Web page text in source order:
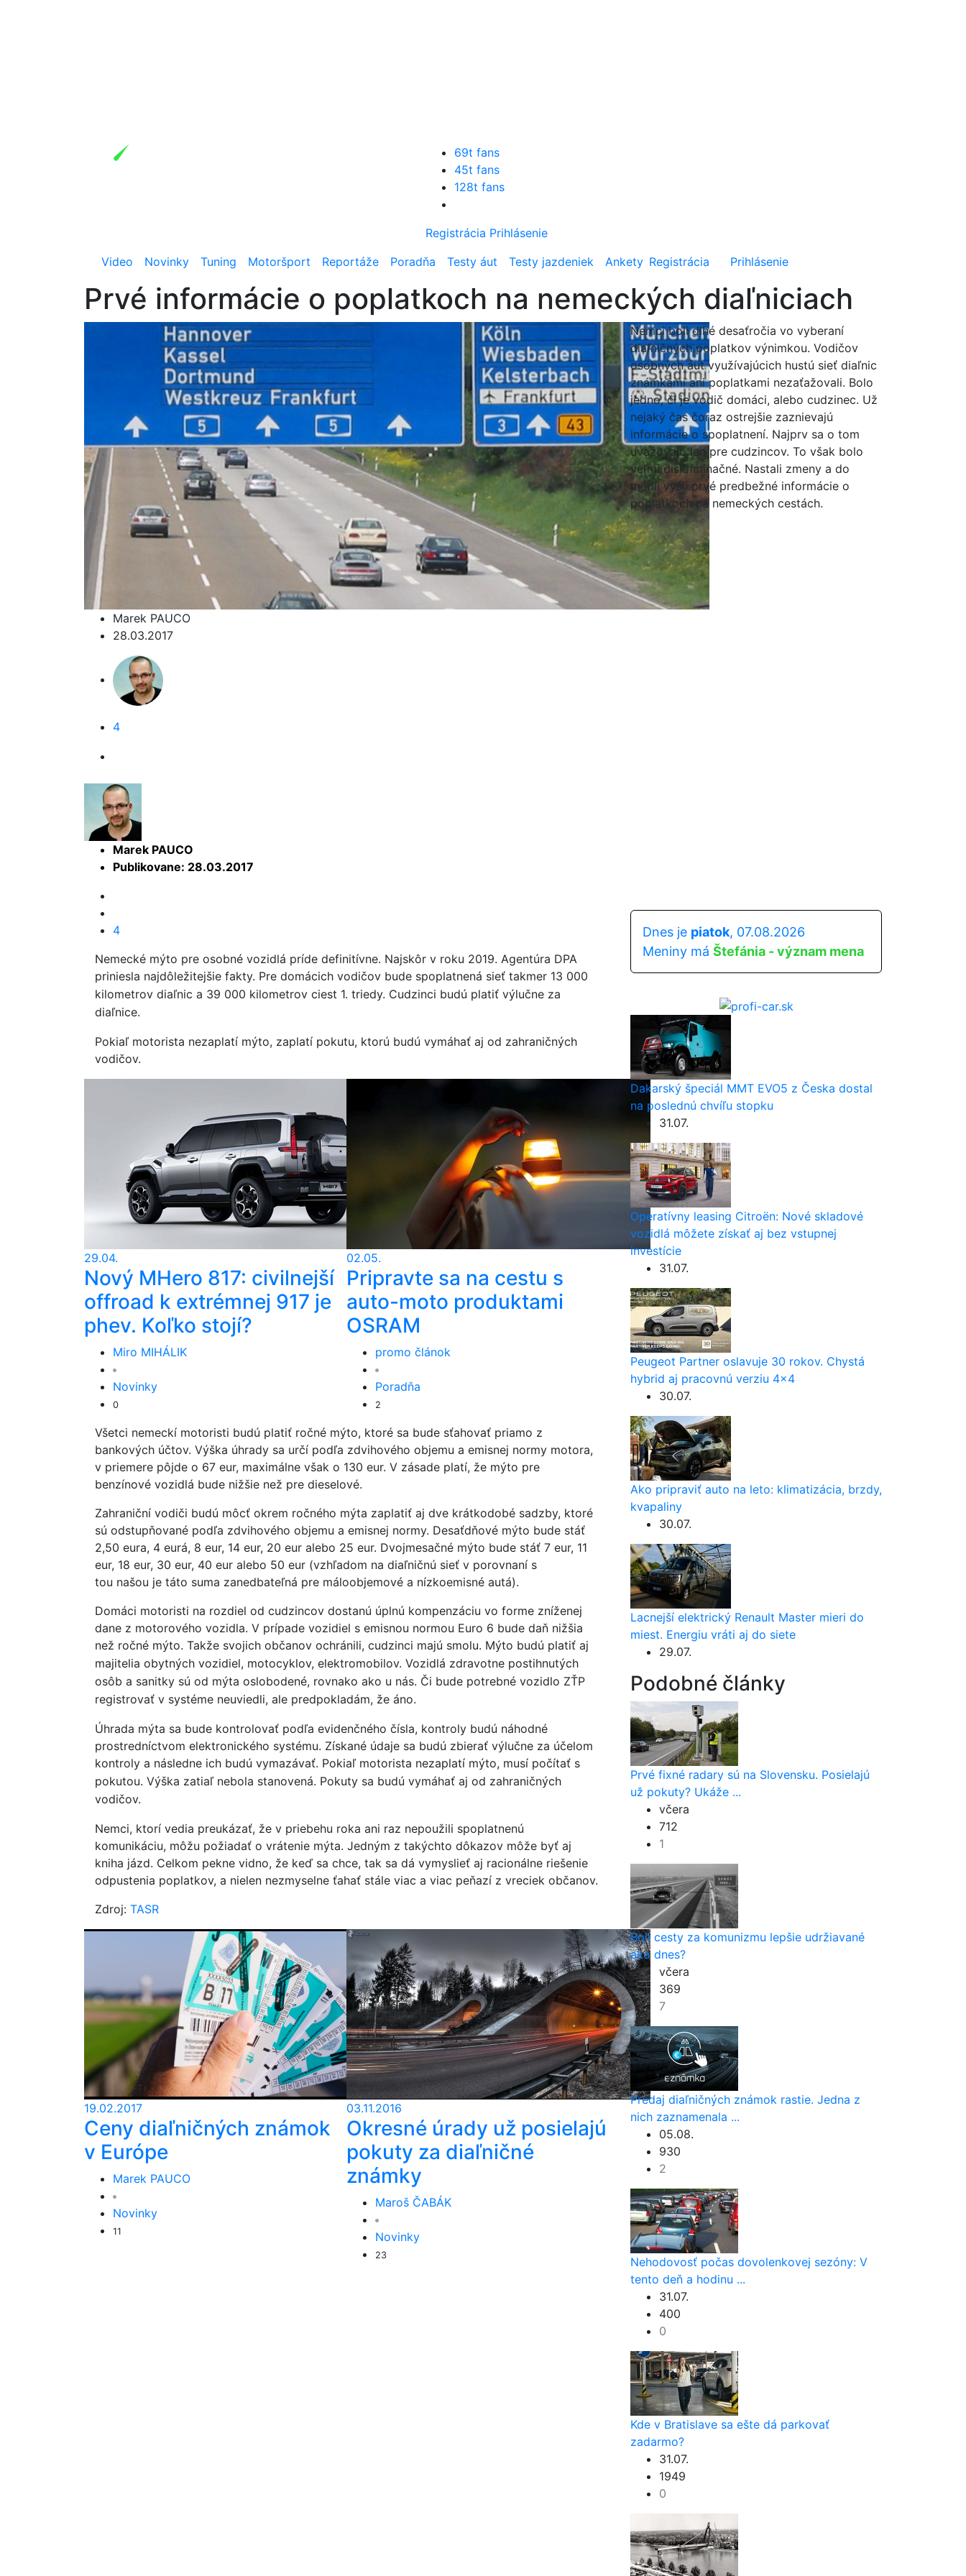
69t fans
45t fans
128t fans
Registrácia Prihlásenie
Video
Novinky Tuning Motoršport Reportáže Poradňa Testy áut Testy jazdeniek Ankety Registrácia Prihlásenie
Prvé informácie o poplatkoch na nemeckých diaľniciach
Marek PAUCO
28.03.2017
4
Nemci boli dlhé desaťročia vo vyberaní
diaľničných poplatkov výnimkou. Vodičov
osobných áut využívajúcich hustú sieť diaľnic
známkami ani poplatkami nezaťažovali. Bolo
jedno, či je vodič domáci, alebo cudzinec. Už
nejaký čas čoraz ostrejšie zaznievajú
informácie o spoplatnení. Najprv sa o tom
uvažovalo len pre cudzincov. To však bolo
veľmi diskriminačné. Nastali zmeny a do
médií vyšli prvé predbežné informácie o
poplatkoch na nemeckých cestách.
Marek PAUCO
Publikovane: 28.03.2017
4
Nemecké mýto pre osobné vozidlá príde definitívne. Najskôr v roku 2019. Agentúra DPA
priniesla najdôležitejšie fakty. Pre domácich vodičov bude spoplatnená sieť takmer 13 000
kilometrov diaľnic a 39 000 kilometrov ciest 1. triedy. Cudzinci budú platiť výlučne za
diaľnice.
Pokiaľ motorista nezaplatí mýto, zaplatí pokutu, ktorú budú vymáhať aj od zahraničných
vodičov.
29.04.
Nový MHero 817: civilnejší
offroad k extrémnej 917 je
phev. Koľko stojí?
Miro MIHÁLIK
Novinky
0
02.05.
Pripravte sa na cestu s
auto-moto produktami
OSRAM
promo článok
Poradňa
2
Všetci nemeckí motoristi budú platiť ročné mýto, ktoré sa bude sťahovať priamo z
bankových účtov. Výška úhrady sa určí podľa zdvihového objemu a emisnej normy motora,
v priemere pôjde o 67 eur, maximálne však o 130 eur. V zásade platí, že mýto pre
benzínové vozidlá bude nižšie než pre dieselové.
Zahraniční vodiči budú môcť okrem ročného mýta zaplatiť aj dve krátkodobé sadzby, ktoré
sú odstupňované podľa zdvihového objemu a emisnej normy. Desaťdňové mýto bude stáť
2,50 eura, 4 eurá, 8 eur, 14 eur, 20 eur alebo 25 eur. Dvojmesačné mýto bude stáť 7 eur, 11
eur, 18 eur, 30 eur, 40 eur alebo 50 eur (vzhľadom na diaľničnú sieť v porovnaní s
tou našou je táto suma zanedbateľná pre máloobjemové a nízkoemisné autá).
Domáci motoristi na rozdiel od cudzincov dostanú úplnú kompenzáciu vo forme zníženej
dane z motorového vozidla. V prípade vozidiel s emisnou normou Euro 6 bude daň nižšia
než ročné mýto. Takže svojich občanov ochránili, cudzinci majú smolu. Mýto budú platiť aj
majitelia obytných vozidiel, motocyklov, elektromobilov. Vozidlá zdravotne postihnutých
osôb a sanitky sú od mýta oslobodené, rovnako ako u nás. Či bude potrebné vozidlo ZŤP
registrovať v systéme neuviedli, ale predpokladám, že áno.
Úhrada mýta sa bude kontrolovať podľa evidenčného čísla, kontroly budú náhodné
prostredníctvom elektronického systému. Získané údaje sa budú zbierať výlučne za účelom
kontroly a následne ich budú vymazávať. Pokiaľ motorista nezaplatí mýto, musí počítať s
pokutou. Výška zatiaľ nebola stanovená. Pokuty sa budú vymáhať aj od zahraničných
vodičov.
Nemci, ktorí vedia preukázať, že v priebehu roka ani raz nepoužili spoplatnenú
komunikáciu, môžu požiadať o vrátenie mýta. Jedným z takýchto dôkazov môže byť aj
kniha jázd. Celkom pekne vidno, že keď sa chce, tak sa dá vymyslieť aj racionálne riešenie
odpustenia poplatkov, a nielen nezmyselne ťahať stále viac a viac peňazí z vreciek občanov.
Zdroj: TASR
19.02.2017
Ceny diaľničných známok
v Európe
Marek PAUCO
Novinky
11
03.11.2016
Okresné úrady už posielajú
pokuty za diaľničné
známky
Maroš ČABÁK
Novinky
23
Dnes je piatok, 07.08.2026
Meniny má Štefánia - význam mena
Dakarský špeciál MMT EVO5 z Česka dostal
na poslednú chvíľu stopku
31.07.
Operatívny leasing Citroën: Nové skladové
vozidlá môžete získať aj bez vstupnej
investície
31.07.
Peugeot Partner oslavuje 30 rokov. Chystá
hybrid aj pracovnú verziu 4×4
30.07.
Ako pripraviť auto na leto: klimatizácia, brzdy,
kvapaliny
30.07.
Lacnejší elektrický Renault Master mieri do
miest. Energiu vráti aj do siete
29.07.
Podobné články
Prvé fixné radary sú na Slovensku. Posielajú
už pokuty? Ukáže ...
včera
712
1
Boli cesty za komunizmu lepšie udržiavané
ako dnes?
včera
369
7
Predaj diaľničných známok rastie. Jedna z
nich zaznamenala ...
05.08.
930
2
Nehodovosť počas dovolenkovej sezóny: V
tento deň a hodinu ...
31.07.
400
0
Kde v Bratislave sa ešte dá parkovať
zadarmo?
31.07.
1949
0